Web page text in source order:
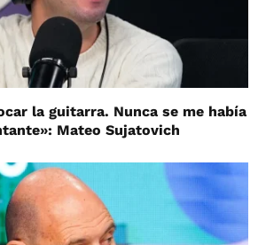
la guitarra. Nunca se me había
Mateo Sujatovich